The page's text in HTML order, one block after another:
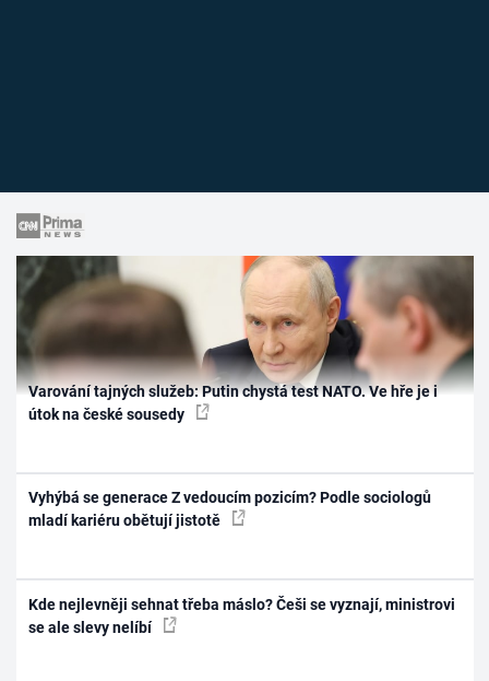
Varování tajných služeb: Putin chystá test NATO. Ve hře je i
útok na české sousedy
Vyhýbá se generace Z vedoucím pozicím? Podle sociologů
mladí kariéru obětují jistotě
Kde nejlevněji sehnat třeba máslo? Češi se vyznají, ministrovi
se ale slevy nelíbí